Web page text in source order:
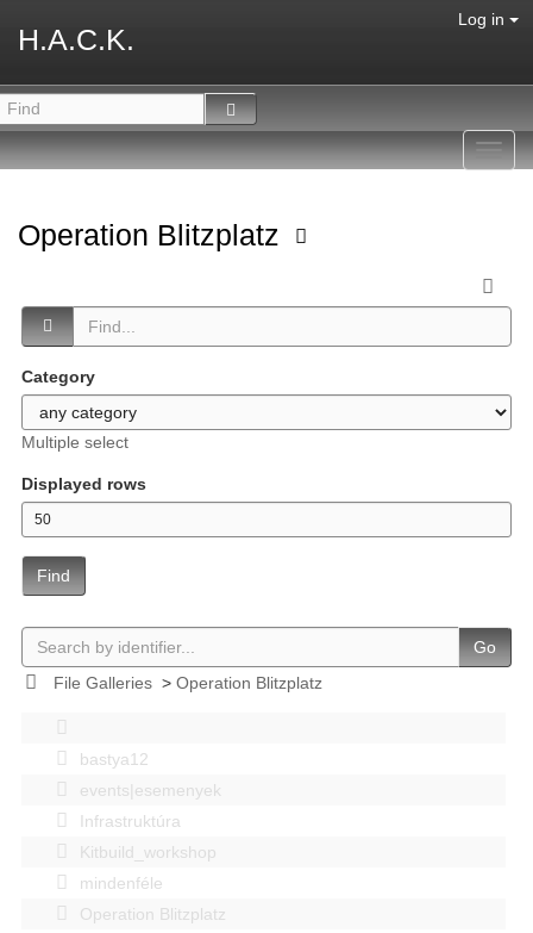
H.A.C.K.
Log in
Operation Blitzplatz
Category
Multiple select
Displayed rows
Find
Go
File Galleries> Operation Blitzplatz
bastya12
events|esemenyek
Infrastruktúra
Kitbuild_workshop
mindenféle
Operation Blitzplatz